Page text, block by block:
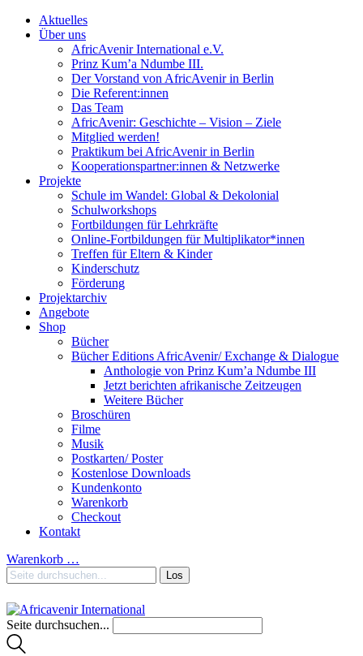
Aktuelles
Über uns
AfricAvenir International e.V.
Prinz Kum’a Ndumbe III.
Der Vorstand von AfricAvenir in Berlin
Die Referent:innen
Das Team
AfricAvenir: Geschichte – Vision – Ziele
Mitglied werden!
Praktikum bei AfricAvenir in Berlin
Kooperationspartner:innen & Netzwerke
Projekte
Schule im Wandel: Global & Dekolonial
Schulworkshops
Fortbildungen für Lehrkräfte
Online-Fortbildungen für Multiplikator*innen
Treffen für Eltern & Kinder
Kinderschutz
Förderung
Projektarchiv
Angebote
Shop
Bücher
Bücher Editions AfricAvenir/ Exchange & Dialogue
Anthologie von Prinz Kum’a Ndumbe III
Jetzt berichten afrikanische Zeitzeugen
Weitere Bücher
Broschüren
Filme
Musik
Postkarten/ Poster
Kostenlose Downloads
Kundenkonto
Warenkorb
Checkout
Kontakt
Warenkorb …
Seite durchsuchen...